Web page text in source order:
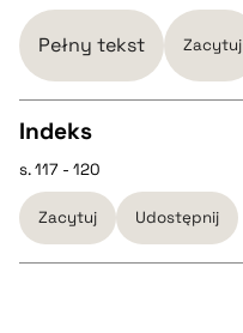
pobierz cytat
BIBTEX
Pełny tekst Zacytuj
CZYSTY TEKST
pobierz cytat
Indeks
s. 117 - 120
Zacytuj Udostępnij